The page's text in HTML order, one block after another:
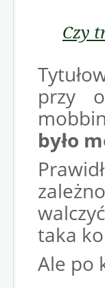
Czy
przy
było
taka
Ale po